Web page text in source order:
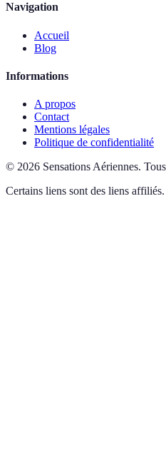
Navigation
Accueil
Blog
Informations
A propos
Contact
Mentions légales
Politique de confidentialité
© 2026 Sensations Aériennes.
Certains liens sont des liens affiliés.